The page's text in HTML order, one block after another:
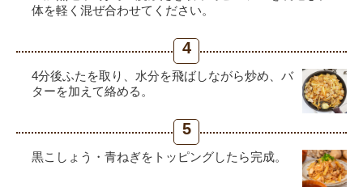
体を軽く混ぜ合わせてください。
4
4分後ふたを取り、水分を飛ばしながら炒め、バ
ターを加えて絡める。
5
黒こしょう・青ねぎをトッピングしたら完成。